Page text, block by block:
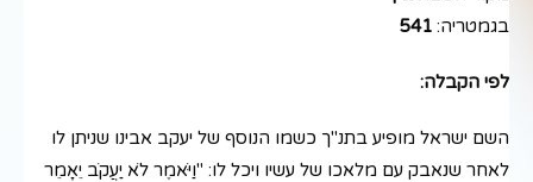
בגמטריה: 541
לפי הקבלה:
השם ישראל מופיע בתנ"ך כשמו הנוסף של יעקב אבינו שניתן לו
לאחר שנאבק עם מלאכו של עשיו ויכל לו: "וַיֹּאמֶר לֹא יַעֲקֹב יֵאָמֵר